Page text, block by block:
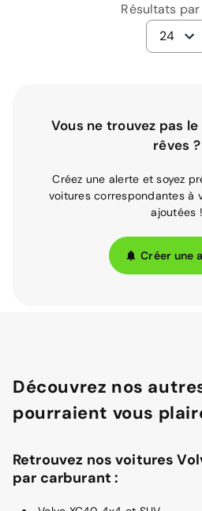
Résultats
24
Vous ne trouvez pas
rêves ?
Créez une alerte et soyez
voitures correspondantes à
ajoutées !
Créer une
Découvrez nos
pourraient vous
Retrouvez nos voitures
par carburant :